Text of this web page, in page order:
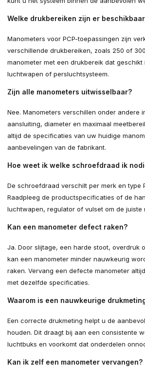
Welke drukbereiken zijn er
Manometers voor PCP-toepassingen zijn
verschillende drukbereiken, zoals 250 of
manometer met een drukbereik dat geschikt
luchtwapen of persluchtsysteem.
Zijn alle manometers uitwisselbaar?
Nee. Manometers verschillen onder andere
aansluiting, diameter en maximaal
altijd de specificaties van uw huidige
aanbevelingen van de fabrikant.
Hoe weet ik welke schroefdraad ik
De schroefdraad verschilt per merk en type
Raadpleeg de productspecificaties of de
luchtwapen, regulator of vulset om de juiste
Kan een manometer defect raken?
Ja. Door slijtage, een harde stoot, overdruk
kan een manometer minder nauwkeurig
raken. Vervang een defecte manometer
met dezelfde specificaties.
Waarom is een nauwkeurige
Een correcte drukmeting helpt u de
houden. Dit draagt bij aan een consistente
luchtbuks en voorkomt dat onderdelen
Kan ik zelf een manometer vervangen?